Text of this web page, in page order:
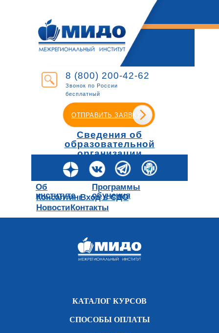
8 (800) 200-42-62
Звонок по России
бесплатный
ОТПРАВИТЬ ЗАЯВКУ
Сведения об
образовательной
организации
Об
институте
Программы
обучения
Консалтинг
Новости
Вход в СДО
Контакты
КАТАЛОГ КУРСОВ
СПОСОБЫ ОПЛАТЫ